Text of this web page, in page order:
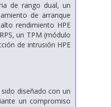
de rango dual, un
de arranque
rendimiento HPE
un TPM (módulo
de intrusión HPE
diseñado con un
un compromiso